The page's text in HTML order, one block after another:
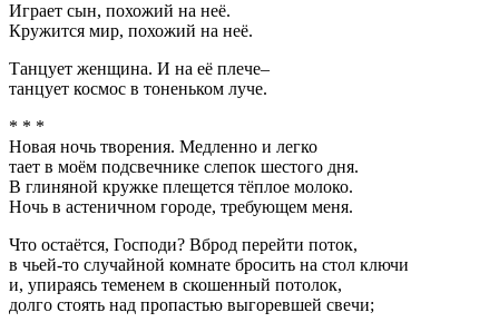
Играет сын, похожий на неё.
Кружится мир, похожий на неё.
Танцует женщина. И на её плече–
танцует космос в тоненьком луче.
* * *
Новая ночь творения. Медленно и легко
тает в моём подсвечнике слепок шестого дня.
В глиняной кружке плещется тёплое молоко.
Ночь в астеничном городе, требующем меня.
Что остаётся, Господи? Вброд перейти поток,
в чьей-то случайной комнате бросить на стол ключи
и, упираясь теменем в скошенный потолок,
долго стоять над пропастью выгоревшей свечи;